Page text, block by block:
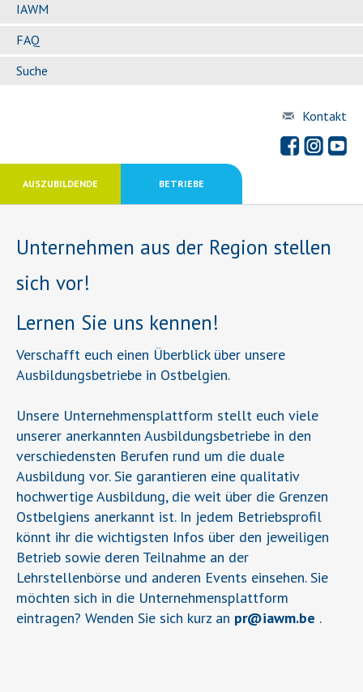
IAWM
FAQ
Suche
Kontakt
AUSZUBILDENDE BETRIEBE
Unternehmen aus der Region stellen
sich vor!
Lernen Sie uns kennen!
Verschafft euch einen Überblick über unsere
Ausbildungsbetriebe in Ostbelgien.
Unsere Unternehmensplattform stellt euch viele
unserer anerkannten Ausbildungsbetriebe in den
verschiedensten Berufen rund um die duale
Ausbildung vor. Sie garantieren eine qualitativ
hochwertige Ausbildung, die weit über die Grenzen
Ostbelgiens anerkannt ist. In jedem Betriebsprofil
könnt ihr die wichtigsten Infos über den jeweiligen
Betrieb sowie deren Teilnahme an der
Lehrstellenbörse und anderen Events einsehen. Sie
möchten sich in die Unternehmensplattform
eintragen? Wenden Sie sich kurz an pr@iawm.be .